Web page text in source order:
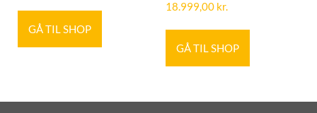
GÅ TIL SHOP
18.999,00 kr.
GÅ TIL SHOP